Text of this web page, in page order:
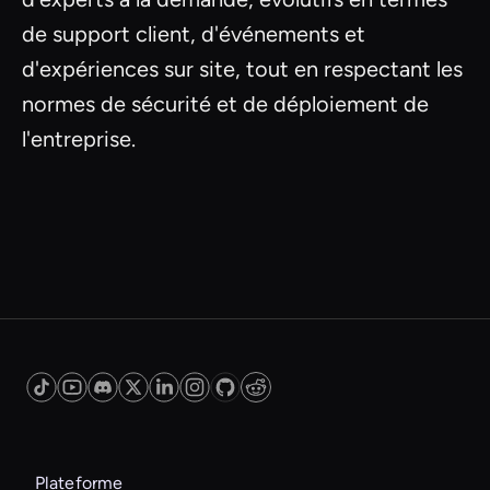
de support client, d'événements et
d'expériences sur site, tout en respectant les
normes de sécurité et de déploiement de
l'entreprise.
Plateforme